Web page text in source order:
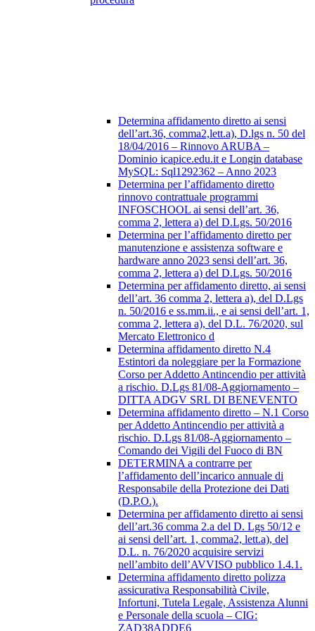
Determina affidamento diretto ai sensi
dell’art.36, comma2,lett.a), D.lgs n. 50 del
18/04/2016 – Rinnovo ARUBA –
Dominio icapice.edu.it e Longin database
MySQL: Sql1292362 – Anno 2023
Determina per l’affidamento diretto
rinnovo contrattuale programmi
INFOSCHOOL ai sensi dell’art. 36,
comma 2, lettera a) del D.Lgs. 50/2016
Determina per l’affidamento diretto per
manutenzione e assistenza software e
hardware anno 2023 sensi dell’art. 36,
comma 2, lettera a) del D.Lgs. 50/2016
Determina per affidamento diretto, ai sensi
dell’art. 36 comma 2, lettera a), del D.Lgs
n. 50/2016 e ss.mm.ii., e ai sensi dell’art. 1,
comma 2, lettera a), del D.L. 76/2020, sul
Mercato Elettronico d
Determina affidamento diretto N.4
Estintori da noleggiare per la Formazione
Corso per Addetto Antincendio per attività
a rischio. D.Lgs 81/08-Aggiornamento –
DITTA ADGV SRL DI BENEVENTO
Determina affidamento diretto – N.1 Corso
per Addetto Antincendio per attività a
rischio. D.Lgs 81/08-Aggiornamento –
Comando dei Vigili del Fuoco di BN
DETERMINA a contrarre per
l’affidamento dell’incarico annuale di
Responsabile della Protezione dei Dati
(D.P.O.).
Determina per affidamento diretto ai sensi
dell’art.36 comma 2.a del D. Lgs 50/12 e
ai sensi dell’art. 1, comma2, lett.a), del
D.L. n. 76/2020 acquisire servizi
nell’ambito dell’AVVISO pubblico 1.4.1.
Determina affidamento diretto polizza
assicurativa Responsabilità Civile,
Infortuni, Tutela Legale, Assistenza Alunni
e Personale della scuola – CIG:
ZAD38ADDE6